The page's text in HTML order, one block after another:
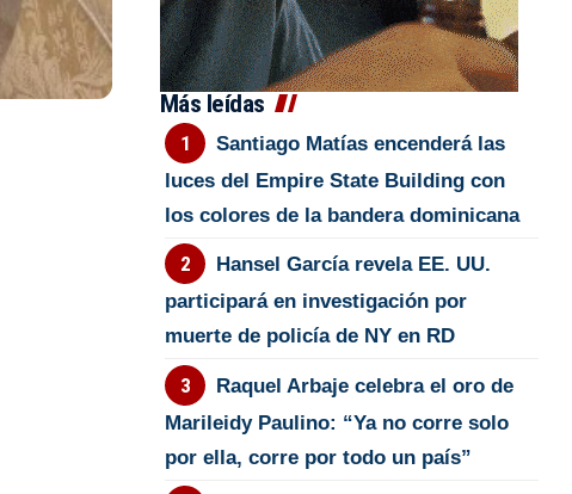
Más leídas
Santiago Matías encenderá las
luces del Empire State Building con
los colores de la bandera dominicana
Hansel García revela EE. UU.
participará en investigación por
muerte de policía de NY en RD
Raquel Arbaje celebra el oro de
Marileidy Paulino: “Ya no corre solo
por ella, corre por todo un país”